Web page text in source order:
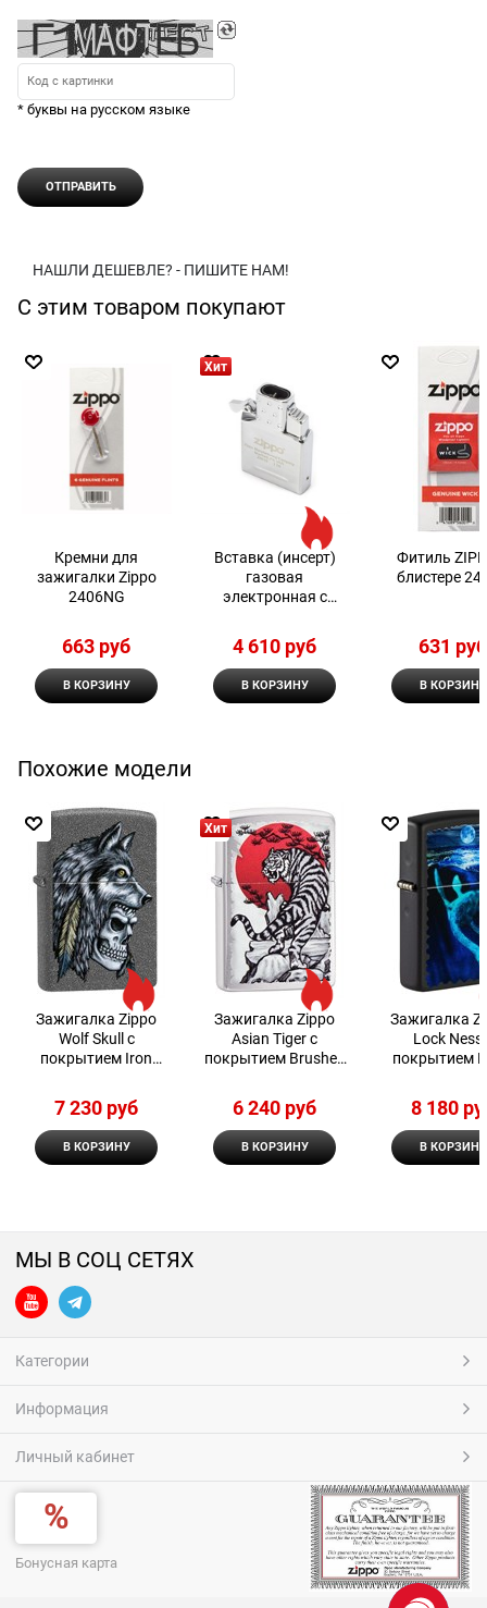
* буквы на русском языке
НАШЛИ ДЕШЕВЛЕ? - ПИШИТЕ НАМ!
С этим товаром покупают
Кремни для
зажигалки Zippo
2406NG
663 руб
В КОРЗИНУ
Хит
Вставка (инсерт)
газовая
электронная с
Zippo
4 610 руб
В КОРЗИНУ
Фитиль
блистере
631 руб
В КОРЗИНУ
Похожие модели
Зажигалка Zippo
Wolf Skull с
покрытием Iron
7 230 руб
В КОРЗИНУ
Хит
Зажигалка Zippo
Asian Tiger с
покрытием Brushed
6 240 руб
В КОРЗИНУ
Зажигалка
Lock Ness
покрытием
8 180
В КОРЗИНУ
МЫ В СОЦ СЕТЯХ
Категории
Информация
Личный кабинет
Бонусная карта